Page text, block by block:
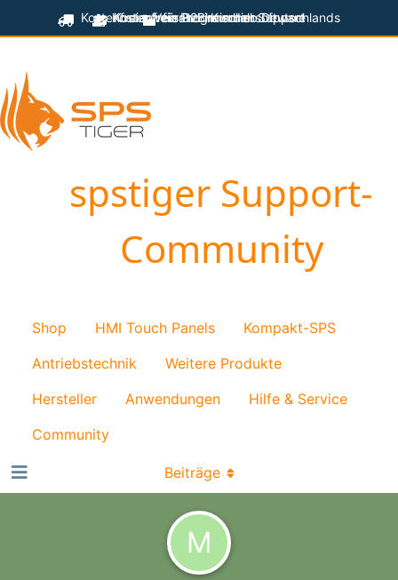
Kostenfreier technischer Support
Kostenfreier Versand innerhalb Deutschlands
Kostenfreie Programmiersoftware
für B2B-Kunden
spstiger Support-
Community
Shop HMI Touch Panels
Kompakt-SPS
Antriebstechnik
Weitere Produkte
Hersteller
Anwendungen
Hilfe & Service
Community
M
Beiträge